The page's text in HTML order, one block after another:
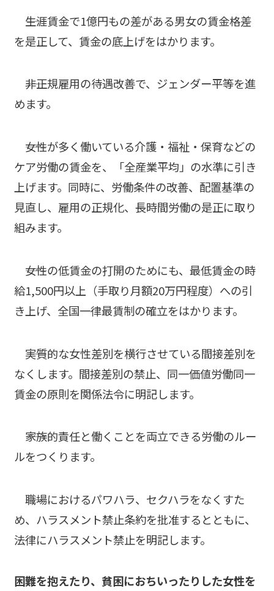
――生涯賃金で1億円もの差がある男女の賃金格差
を是正して、賃金の底上げをはかります。
――非正規雇用の待遇改善で、ジェンダー平等を進
めます。
――女性が多く働いている介護・福祉・保育などの
ケア労働の賃金を、「全産業平均」の水準に引き
上げます。同時に、労働条件の改善、配置基準の
見直し、雇用の正規化、長時間労働の是正に取り
組みます。
――女性の低賃金の打開のためにも、最低賃金の時
給1,500円以上（手取り月額20万円程度）への引
き上げ、全国一律最賃制の確立をはかります。
――実質的な女性差別を横行させている間接差別を
なくします。間接差別の禁止、同一価値労働同一
賃金の原則を関係法令に明記します。
――家族的責任と働くことを両立できる労働のルー
ルをつくります。
――職場におけるパワハラ、セクハラをなくすた
め、ハラスメント禁止条約を批准するとともに、
法律にハラスメント禁止を明記します。
困難を抱えたり、貧困におちいったりした女性を